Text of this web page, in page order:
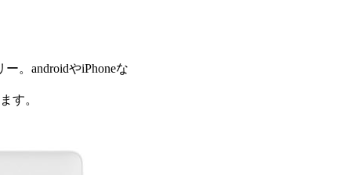
。androidやiPhoneな
す。